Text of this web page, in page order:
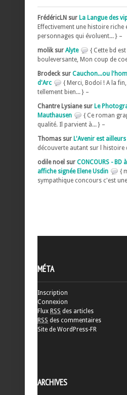
FrédéricLN sur La Langue des
Effectivement une histoire riche
personnages qui évoluent... } –
molik sur Alyte
{ Cette bd
bouleversante, Mon coup de
Brodeck sur Cauchon...ou
d'Arc
{ Merci, Bodoï ! A la
tellement bien... } –
Chantre Lysiane sur Le
Mauthausen
{ Ce roman
qualité. Il parvient à... } –
Thomas sur L'Avenir est ailleurs
découverte autant sur l histoire
odile noel sur CONCOURS - BD
affiche signée Elene Usdin
{
sympathique concours c'est
MÉTA
Inscription
Connexion
Flux RSS des articles
RSS des commentaires
Site de WordPress-FR
ARCHIVES